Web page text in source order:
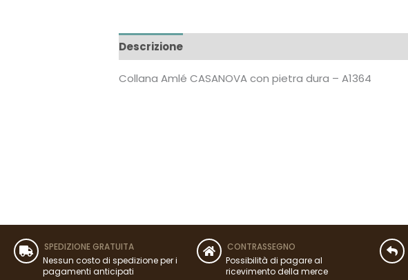
Descrizione
Collana Amlé CASANOVA con pietra dura – A1364
SPEDIZIONE GRATUITA
Nessun costo di spedizione per i
pagamenti anticipati
CONTRASSEGNO
Possibilità di pagare al
ricevimento della merce